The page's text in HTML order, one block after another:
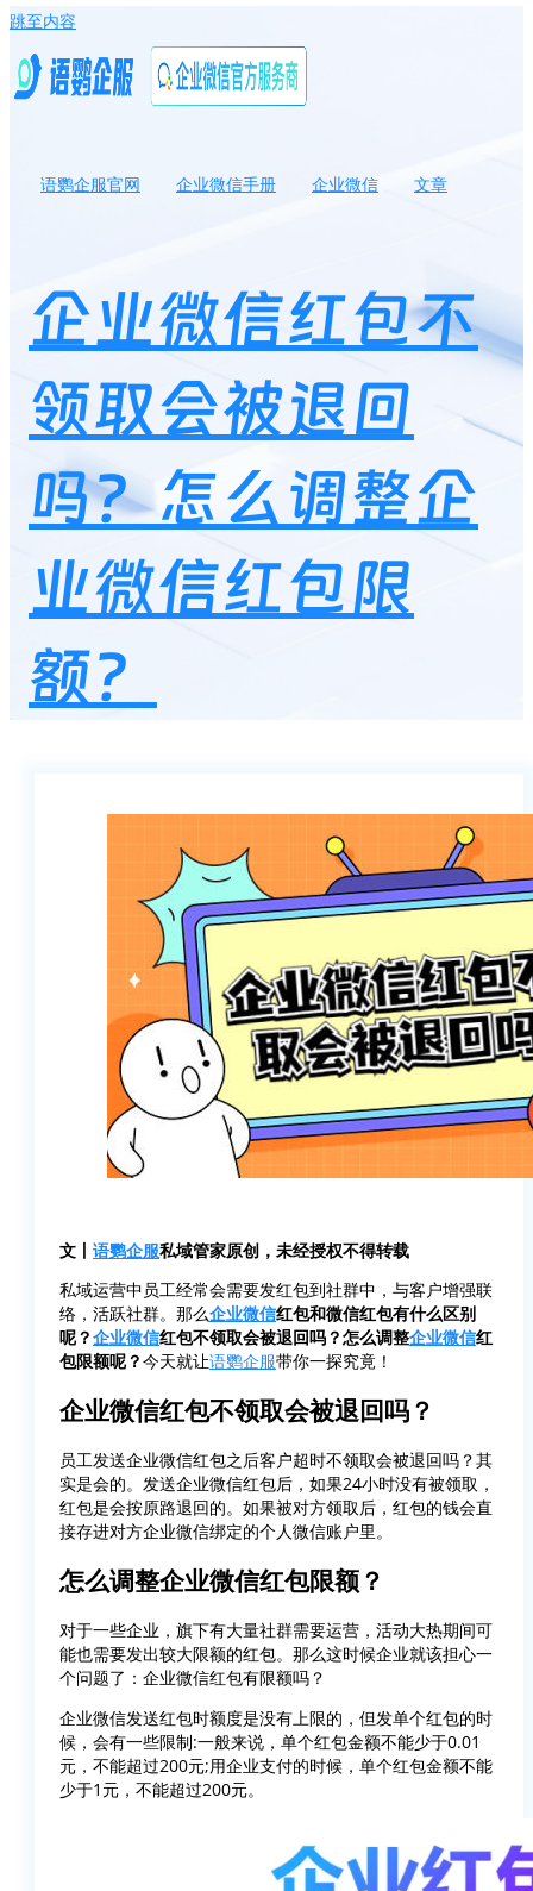
跳至内容
语鹦企服官网 企业微信手册 企业微信
文章
企业微信红包不
领取会被退回
吗？怎么调整企
业微信红包限
额？
文丨 语鹦企服私域管家原创，未经授权不得转载
私域运营中员工经常会需要发红包到社群中，与客户增强联
络，活跃社群。那么企业微信红包和微信红包有什么区别
呢？企业微信红包不领取会被退回吗？怎么调整企业微信红
包限额呢？今天就让语鹦企服带你一探究竟！
企业微信红包不领取会被退回吗？
员工发送企业微信红包之后客户超时不领取会被退回吗？其
实是会的。发送企业微信红包后，如果24小时没有被领取，
红包是会按原路退回的。如果被对方领取后，红包的钱会直
接存进对方企业微信绑定的个人微信账户里。
怎么调整企业微信红包限额？
对于一些企业，旗下有大量社群需要运营，活动大热期间可
能也需要发出较大限额的红包。那么这时候企业就该担心一
个问题了：企业微信红包有限额吗？
企业微信发送红包时额度是没有上限的，但发单个红包的时
候，会有一些限制:一般来说，单个红包金额不能少于0.01
元，不能超过200元;用企业支付的时候，单个红包金额不能
少于1元，不能超过200元。